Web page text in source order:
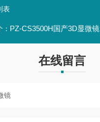
表
PZ-CS3500H国产3D显微镜
在线留言